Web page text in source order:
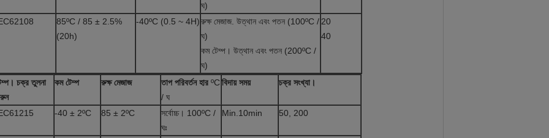
ঘ)
85ºC / 85 ± 2.5%
(20h)
-40ºC (0.5 ~ 4H)রুক্ষ মেজাজ. উত্থান এবং পতন (100ºC /
ঘ)
কম টেম্প। উত্থান এবং পতন (200ºC /
ঘ)
20
40
চক্র তুলনা
কম টেম্প রুক্ষ মেজাজ তাপ পরিবর্তন হার ºC
/ ঘ
বিদায় সময় চক্র সংখ্যা।
-40 ± 2ºC 85 ± 2ºC
সর্বোচ্চ। 100ºC /
ঘঃ
Min.10min 50, 200